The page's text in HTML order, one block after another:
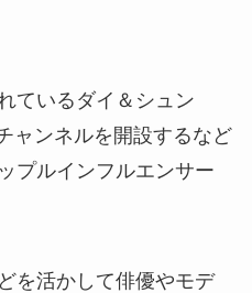
ているダイ＆シュン
ャンネルを開設するなど
プルインフルエンサー
を活かして俳優やモデ